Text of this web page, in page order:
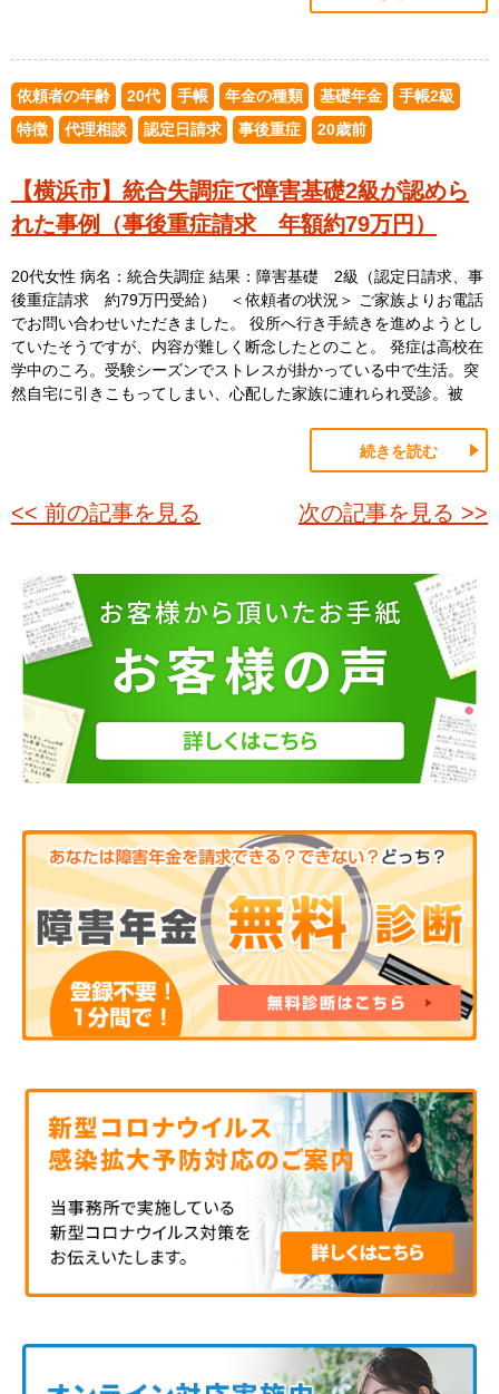
依頼者の年齢 20代 手帳 年金の種類 基礎年金
手帳2級
特徴
代理相談 認定日請求 事後重症 20歳前
【横浜市】統合失調症で障害基礎2級が認めら
れた事例（事後重症請求 年額約79万円）
20代女性 病名：統合失調症 結果：障害基礎 2級（認定日請求、事
後重症請求 約79万円受給） ＜依頼者の状況＞ ご家族よりお電話
でお問い合わせいただきました。 役所へ行き手続きを進めようとし
ていたそうですが、内容が難しく断念したとのこと。 発症は高校在
学中のころ。受験シーズンでストレスが掛かっている中で生活。突
然自宅に引きこもってしまい、心配した家族に連れられ受診。被
続きを読む
<< 前の記事を見る 次の記事を見る >>